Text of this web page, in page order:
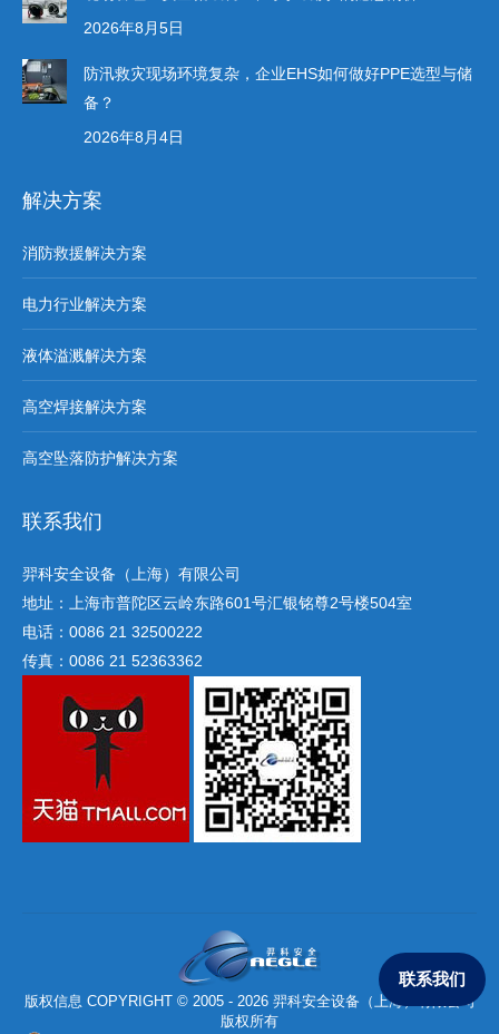
2026年8月5日
防汛救灾现场环境复杂，企业EHS如何做好PPE选型与储
备？
2026年8月4日
解决方案
消防救援解决方案
电力行业解决方案
液体溢溅解决方案
高空焊接解决方案
高空坠落防护解决方案
联系我们
羿科安全设备（上海）有限公司
地址：上海市普陀区云岭东路601号汇银铭尊2号楼504室
电话：0086 21 32500222
传真：0086 21 52363362
版权信息 COPYRIGHT © 2005 - 2026 羿科安全设备（上海）有限公司
版权所有
联系我们